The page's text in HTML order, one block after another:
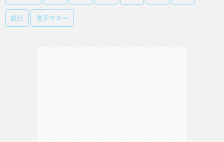
銀行 電子マネー